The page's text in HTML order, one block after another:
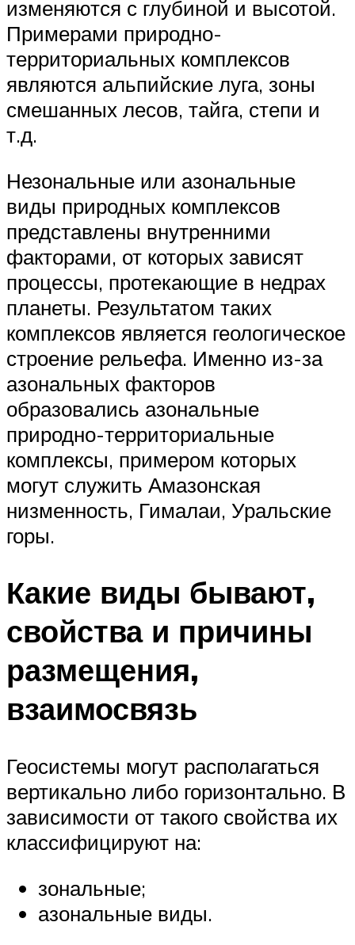
изменяются с глубиной и высотой.
Примерами природно-
территориальных комплексов
являются альпийские луга, зоны
смешанных лесов, тайга, степи и
т.д.
Незональные или азональные
виды природных комплексов
представлены внутренними
факторами, от которых зависят
процессы, протекающие в недрах
планеты. Результатом таких
комплексов является геологическое
строение рельефа. Именно из-за
азональных факторов
образовались азональные
природно-территориальные
комплексы, примером которых
могут служить Амазонская
низменность, Гималаи, Уральские
горы.
Какие виды бывают,
свойства и причины
размещения,
взаимосвязь
Геосистемы могут располагаться
вертикально либо горизонтально. В
зависимости от такого свойства их
классифицируют на:
зональные;
азональные виды.